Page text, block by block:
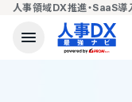
人事領域DX推進・SaaS